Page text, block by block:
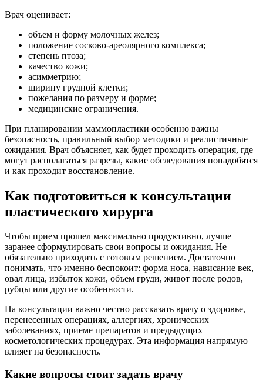
Врач оценивает:
объем и форму молочных желез;
положение сосково-ареолярного комплекса;
степень птоза;
качество кожи;
асимметрию;
ширину грудной клетки;
пожелания по размеру и форме;
медицинские ограничения.
При планировании маммопластики особенно важны
безопасность, правильный выбор методики и реалистичные
ожидания. Врач объясняет, как будет проходить операция, где
могут располагаться разрезы, какие обследования понадобятся
и как проходит восстановление.
Как подготовиться к консультации
пластического хирурга
Чтобы прием прошел максимально продуктивно, лучше
заранее сформулировать свои вопросы и ожидания. Не
обязательно приходить с готовым решением. Достаточно
понимать, что именно беспокоит: форма носа, нависание век,
овал лица, избыток кожи, объем груди, живот после родов,
рубцы или другие особенности.
На консультации важно честно рассказать врачу о здоровье,
перенесенных операциях, аллергиях, хронических
заболеваниях, приеме препаратов и предыдущих
косметологических процедурах. Эта информация напрямую
влияет на безопасность.
Какие вопросы стоит задать врачу